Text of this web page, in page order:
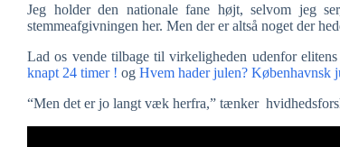
Jeg holder den nationale fane højt, selvom jeg
stemmeafgivningen her. Men der er altså noget der
Lad os vende tilbage til virkeligheden udenfor
knapt 24 timer ! og Hvem hader julen?
“Men det er jo langt væk herfra,” tænker